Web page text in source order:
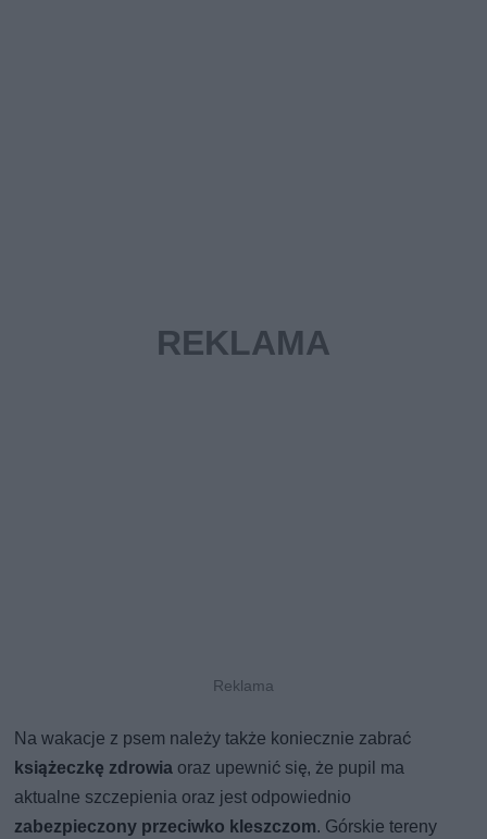
Na wakacje z psem należy także koniecznie zabrać
książeczkę zdrowia oraz upewnić się, że pupil ma
aktualne szczepienia oraz jest odpowiednio
zabezpieczony przeciwko kleszczom. Górskie tereny